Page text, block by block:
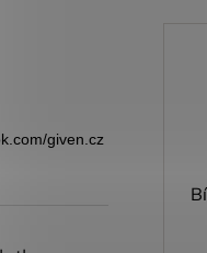
given.cz